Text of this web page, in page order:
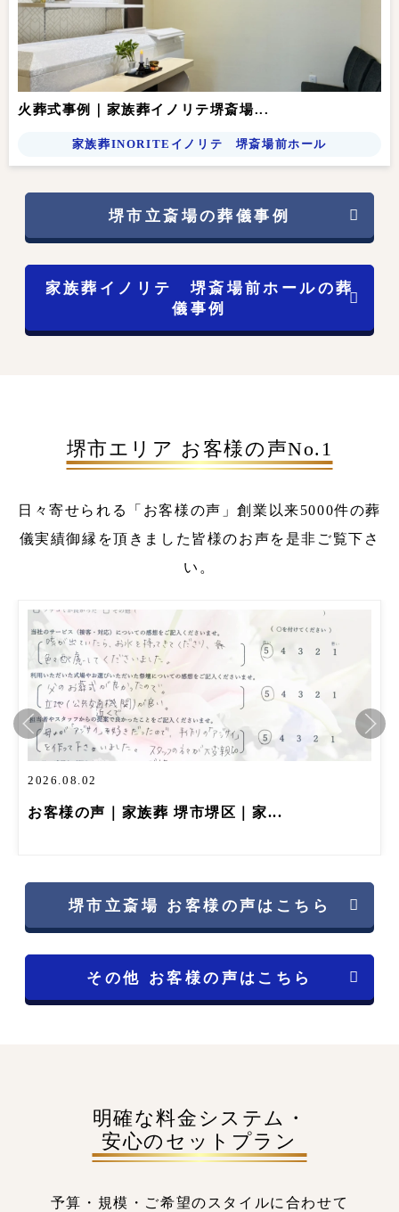
火葬式事例｜家族葬イノリテ堺斎場...
家族葬INORITEイノリテ 堺斎場前ホール
堺市立斎場の葬儀事例
家族葬イノリテ 堺斎場前ホールの葬
儀事例
堺市エリア お客様の声No.1
日々寄せられる「お客様の声」創業以来5000件の葬
儀実績御縁を頂きました皆様のお声を是非ご覧下さ
い。
2026.08.02
お客様の声｜家族葬 堺市堺区｜家...
堺市立斎場 お客様の声はこちら
その他 お客様の声はこちら
明確な料金システム・
安心のセットプラン
予算・規模・ご希望のスタイルに合わせて